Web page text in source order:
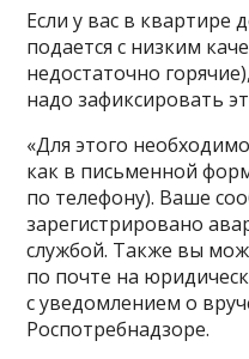
Если у вас в квартире
подается с низким
недостаточно
надо зафиксировать
«Для этого
как в письменной
по телефону). Ваше
зарегистрировано
службой. Также вы
по почте на
с уведомлением о
Роспотребнадзоре.